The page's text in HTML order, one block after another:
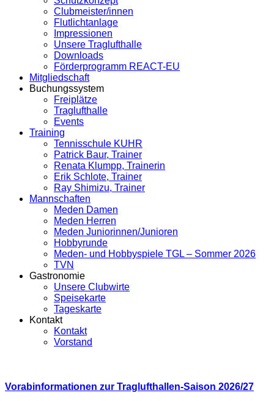
Clubmeister/innen
Flutlichtanlage
Impressionen
Unsere Traglufthalle
Downloads
Förderprogramm REACT-EU
Mitgliedschaft
Buchungssystem
Freiplätze
Traglufthalle
Events
Training
Tennisschule KUHR
Patrick Baur, Trainer
Renata Klumpp, Trainerin
Erik Schlote, Trainer
Ray Shimizu, Trainer
Mannschaften
Meden Damen
Meden Herren
Meden Juniorinnen/Junioren
Hobbyrunde
Meden- und Hobbyspiele TGL – Sommer 2026
TVN
Gastronomie
Unsere Clubwirte
Speisekarte
Tageskarte
Kontakt
Kontakt
Vorstand
Vorabinformationen zur Traglufthallen-Saison 2026/27